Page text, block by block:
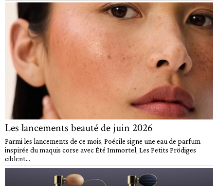
Les lancements beauté de juin 2026
Parmi les lancements de ce mois, Poécile signe une eau de parfum
inspirée du maquis corse avec Été Immortel, Les Petits Prödiges
ciblent...